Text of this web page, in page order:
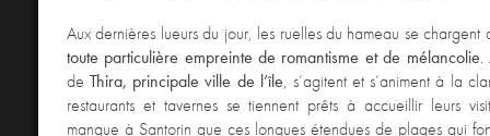
Aux dernières lueurs du jour, les ruelles du hameau se chargent
toute particulière empreinte de romantisme et de mélancolie.
deThira, principale ville de l’île, s’agitent et s’animent à la
restaurants et tavernes se tiennent prêts à accueillir leurs
manque à Santorin que ces longues étendues de plages qui